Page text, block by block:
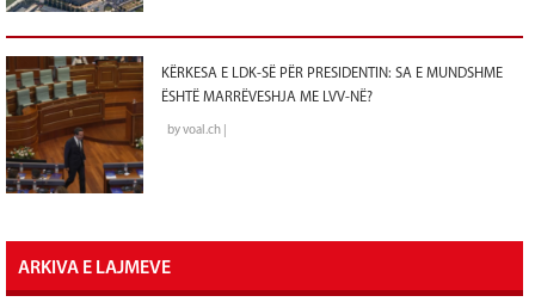
KËRKESA E LDK-SË PËR PRESIDENTIN: SA E MUNDSHME
ËSHTË MARRËVESHJA ME LVV-NË?
by voal.ch |
ARKIVA E LAJMEVE